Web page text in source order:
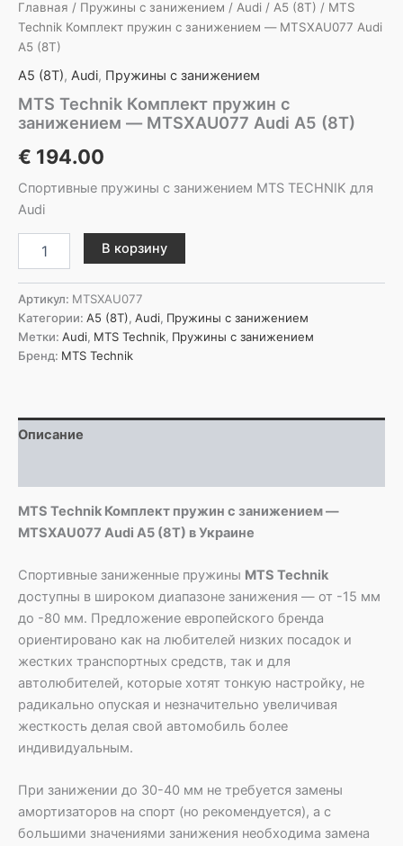
Главная / Пружины с занижением / Audi / A5 (8T) / MTS
Technik Комплект пружин с занижением — MTSXAU077 Audi
A5 (8T)
A5 (8T), Audi, Пружины с занижением
MTS Technik Комплект пружин с
занижением — MTSXAU077 Audi A5 (8T)
€ 194.00
Спортивные пружины с занижением MTS TECHNIK для
Audi
товара
Technik
Комплект
пружин
с
занижением
Audi
A5
В корзину
Артикул: MTSXAU077
Категории: A5 (8T), Audi, Пружины с занижением
Метки: Audi, MTS Technik, Пружины с занижением
Бренд: MTS Technik
Описание
MTS Technik Комплект пружин с занижением —
MTSXAU077 Audi A5 (8T) в Украине
Спортивные заниженные пружины MTS Technik
доступны в широком диапазоне занижения — от -15 мм
до -80 мм. Предложение европейского бренда
ориентировано как на любителей низких посадок и
жестких транспортных средств, так и для
автолюбителей, которые хотят тонкую настройку, не
радикально опуская и незначительно увеличивая
жесткость делая свой автомобиль более
индивидуальным.
При занижении до 30-40 мм не требуется замены
амортизаторов на спорт (но рекомендуется), а с
большими значениями занижения необходима замена